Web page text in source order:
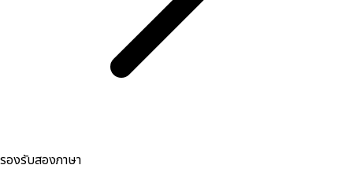
รองรับสองภาษา